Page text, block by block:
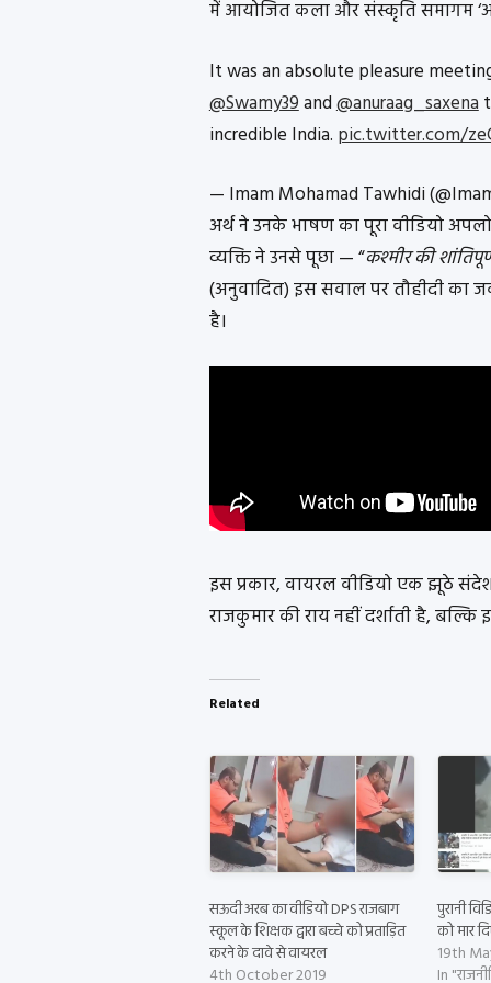
में आयोजित कला और संस्कृति समागम
It was an absolute pleasure
@Swamy39and@anuraag_saxena
incredible India. pic.twitter.com/
— Imam Mohamad Tawhidi
अर्थ ने उनके भाषण का पूरा वीडियो
व्यक्ति ने उनसे पूछा — “कश्मीर की
(अनुवादित) इस सवाल पर तौहीदी का
है।
इस प्रकार, वायरल वीडियो एक झूठे
राजकुमार की राय नहीं दर्शाती है, बल्कि
Related
सऊदी अरब का वीडियो DPS राजबाग
स्कूल के शिक्षक द्वारा बच्चे को प्रताड़ित
करने के दावे से वायरल
4th October 2019
पुरानी
को मार
19th
In